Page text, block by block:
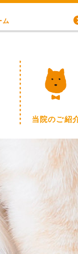
ム
！
知らせ
8月の臨時休診日【終日：事前連絡での順番制】
！
知らせ
当院のご紹